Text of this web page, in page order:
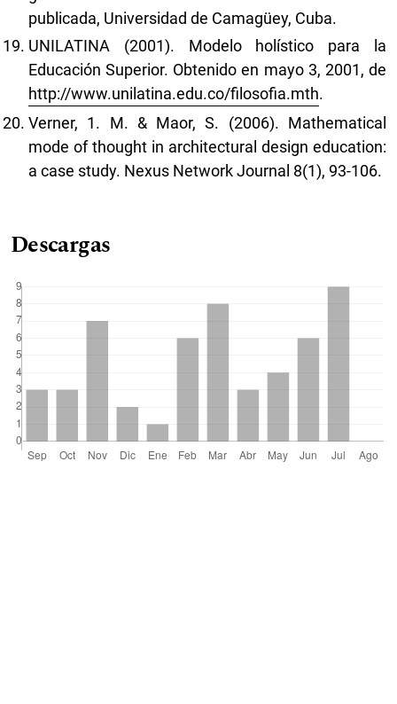
publicada, Universidad de Camagüey, Cuba.
UNILATINA (2001). Modelo holístico para la
Educación Superior. Obtenido en mayo 3, 2001, de
http://www.unilatina.edu.co/filosofia.mth.
Verner, 1. M. & Maor, S. (2006). Mathematical
mode of thought in architectural design education:
a case study. Nexus Network Journal 8(1), 93-106.
Descargas